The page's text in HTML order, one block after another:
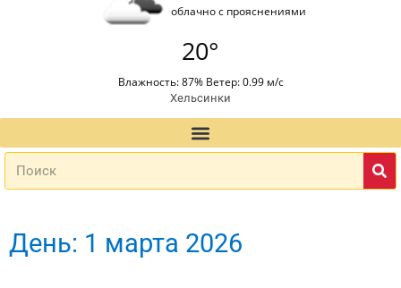
облачно с прояснениями
20°
Влажность: 87% Ветер: 0.99 м/с
Хельсинки
День: 1 марта 2026